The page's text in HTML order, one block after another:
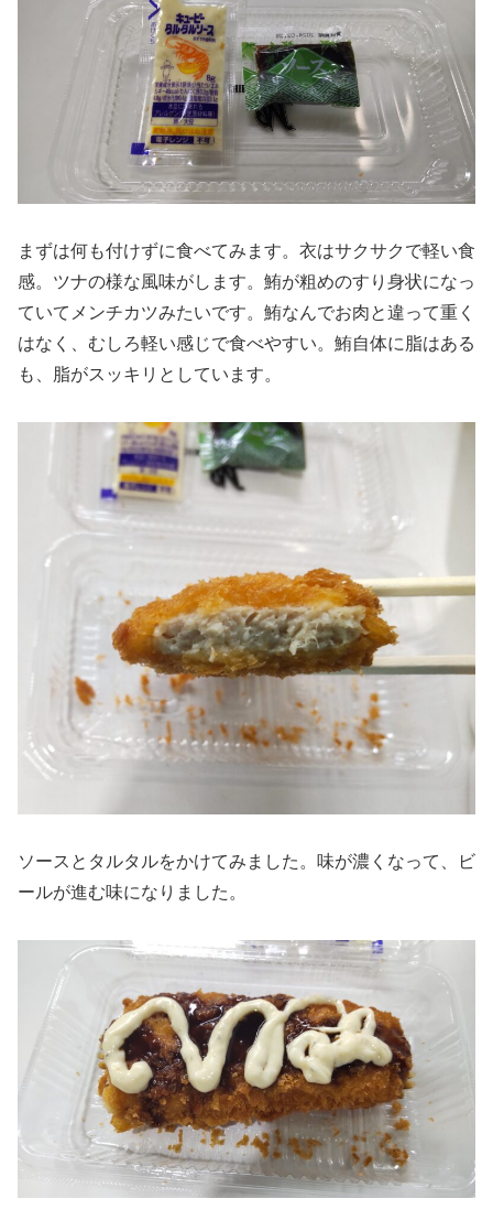
まずは何も付けずに食べてみます。衣はサクサクで軽い食
感。ツナの様な風味がします。鮪が粗めのすり身状になっ
ていてメンチカツみたいです。鮪なんでお肉と違って重く
はなく、むしろ軽い感じで食べやすい。鮪自体に脂はある
も、脂がスッキリとしています。
ソースとタルタルをかけてみました。味が濃くなって、ビ
ールが進む味になりました。